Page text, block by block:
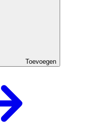
Toevoegen